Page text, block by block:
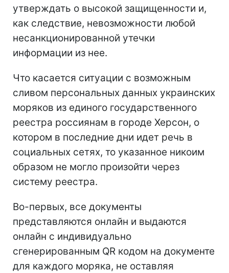
утверждать о высокой защищенности и,
как следствие, невозможности любой
несанкционированной утечки
информации из нее.
Что касается ситуации с возможным
сливом персональных данных украинских
моряков из единого государственного
реестра россиянам в городе Херсон, о
котором в последние дни идет речь в
социальных сетях, то указанное никоим
образом не могло произойти через
систему реестра.
Во-первых, все документы
представляются онлайн и выдаются
онлайн с индивидуально
сгенерированным QR кодом на документе
для каждого моряка, не оставляя